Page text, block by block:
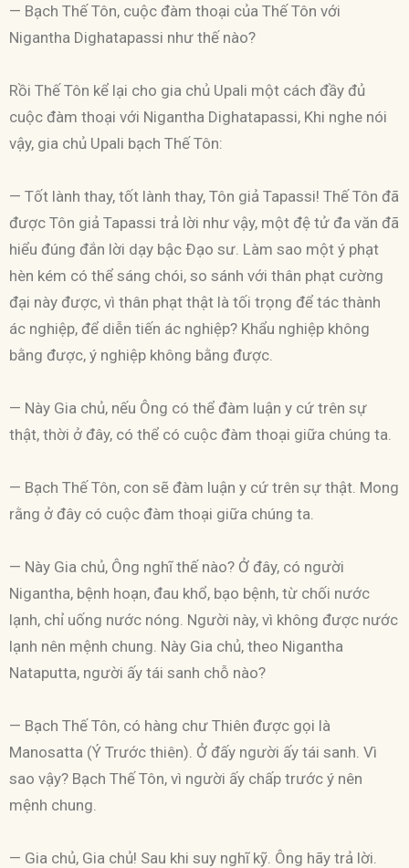
— Bạch Thế Tôn, cuộc đàm thoại của Thế Tôn với
Nigantha Dighatapassi như thế nào?
Rồi Thế Tôn kể lại cho gia chủ Upali một cách đầy đủ
cuộc đàm thoại với Nigantha Dighatapassi, Khi nghe nói
vậy, gia chủ Upali bạch Thế Tôn:
— Tốt lành thay, tốt lành thay, Tôn giả Tapassi! Thế Tôn đã
được Tôn giả Tapassi trả lời như vậy, một đệ tử đa văn đã
hiểu đúng đắn lời dạy bậc Ðạo sư. Làm sao một ý phạt
hèn kém có thể sáng chói, so sánh với thân phạt cường
đại này được, vì thân phạt thật là tối trọng để tác thành
ác nghiệp, để diễn tiến ác nghiệp? Khẩu nghiệp không
bằng được, ý nghiệp không bằng được.
— Này Gia chủ, nếu Ông có thể đàm luận y cứ trên sự
thật, thời ở đây, có thể có cuộc đàm thoại giữa chúng ta.
— Bạch Thế Tôn, con sẽ đàm luận y cứ trên sự thật. Mong
rằng ở đây có cuộc đàm thoại giữa chúng ta.
— Này Gia chủ, Ông nghĩ thế nào? Ở đây, có người
Nigantha, bệnh hoạn, đau khổ, bạo bệnh, từ chối nước
lạnh, chỉ uống nước nóng. Người này, vì không được nước
lạnh nên mệnh chung. Này Gia chủ, theo Nigantha
Nataputta, người ấy tái sanh chỗ nào?
— Bạch Thế Tôn, có hàng chư Thiên được gọi là
Manosatta (Ý Trước thiên). Ở đấy người ấy tái sanh. Vì
sao vậy? Bạch Thế Tôn, vì người ấy chấp trước ý nên
mệnh chung.
— Gia chủ, Gia chủ! Sau khi suy nghĩ kỹ. Ông hãy trả lời.